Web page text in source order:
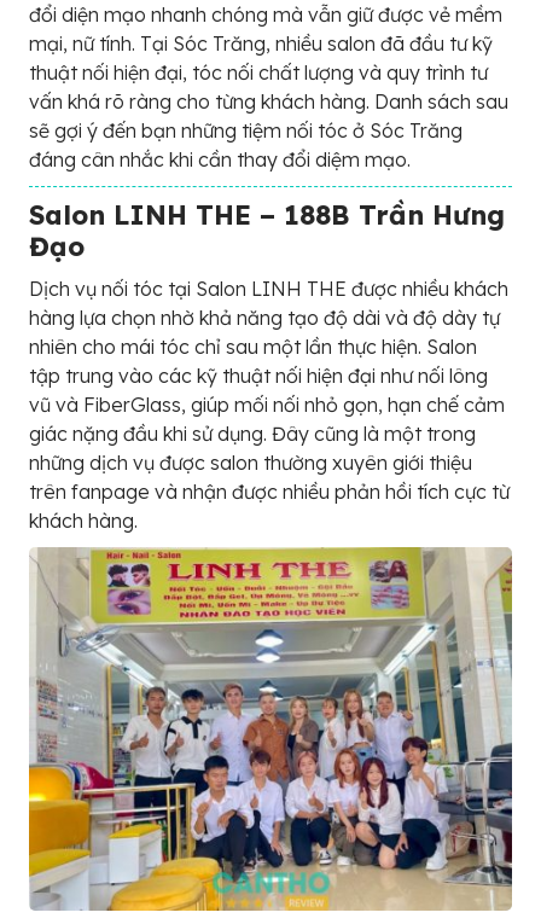
đổi diện mạo nhanh chóng mà vẫn giữ được vẻ mềm
mại, nữ tính. Tại Sóc Trăng, nhiều salon đã đầu tư kỹ
thuật nối hiện đại, tóc nối chất lượng và quy trình tư
vấn khá rõ ràng cho từng khách hàng. Danh sách sau
sẽ gợi ý đến bạn những tiệm nối tóc ở Sóc Trăng
đáng cân nhắc khi cần thay đổi diệm mạo.
Salon LINH THE – 188B Trần Hưng
Đạo
Dịch vụ nối tóc tại Salon LINH THE được nhiều khách
hàng lựa chọn nhờ khả năng tạo độ dài và độ dày tự
nhiên cho mái tóc chỉ sau một lần thực hiện. Salon
tập trung vào các kỹ thuật nối hiện đại như nối lông
vũ và FiberGlass, giúp mối nối nhỏ gọn, hạn chế cảm
giác nặng đầu khi sử dụng. Đây cũng là một trong
những dịch vụ được salon thường xuyên giới thiệu
trên fanpage và nhận được nhiều phản hồi tích cực từ
khách hàng.